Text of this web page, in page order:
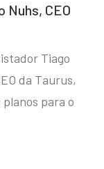
CEO
Tiago
da Taurus,
para o